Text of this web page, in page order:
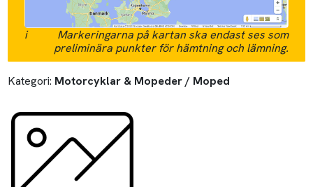
i
Markeringarna på kartan ska endast ses som
preliminära punkter för hämtning och lämning.
Kategori: Motorcyklar & Mopeder / Moped